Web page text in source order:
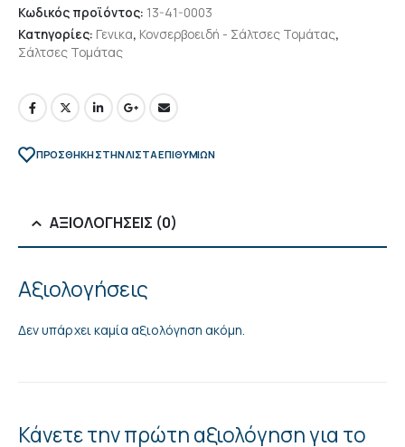
Κωδικός προϊόντος: 13-41-0003
Κατηγορίες: Γενικα, Κονσερβοειδή - Σάλτσες Τομάτας,
Σάλτσες Τομάτας
ΠΡΌΣΘΉΚΗ ΣΤΗΝ ΛΊΣΤΑ ΕΠΙΘΥΜΙΏΝ
ΑΞΙΟΛΟΓΉΣΕΙΣ (0)
Αξιολογήσεις
Δεν υπάρχει καμία αξιολόγηση ακόμη.
Κάνετε την πρώτη αξιολόγηση για το